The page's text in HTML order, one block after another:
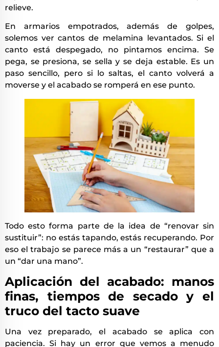
relieve.
En armarios empotrados, además de golpes,
solemos ver cantos de melamina levantados. Si el
canto está despegado, no pintamos encima. Se
pega, se presiona, se sella y se deja estable. Es un
paso sencillo, pero si lo saltas, el canto volverá a
moverse y el acabado se romperá en ese punto.
Todo esto forma parte de la idea de “renovar sin
sustituir”: no estás tapando, estás recuperando. Por
eso el trabajo se parece más a un “restaurar” que a
un “dar una mano”.
Aplicación del acabado: manos
finas, tiempos de secado y el
truco del tacto suave
Una vez preparado, el acabado se aplica con
paciencia. Si hay un error que vemos a menudo